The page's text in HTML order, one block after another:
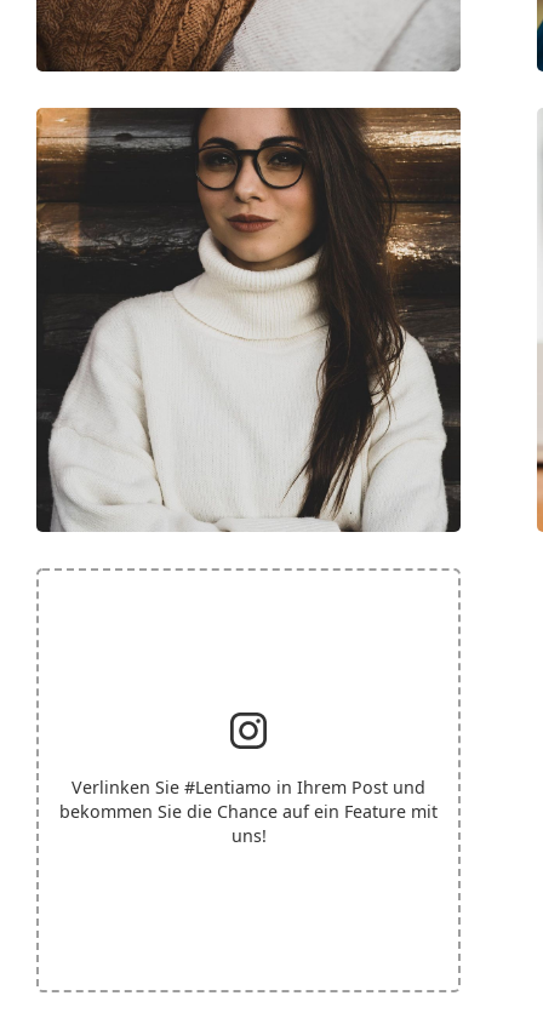
Verlinken Sie #Lentiamo in Ihrem Post und
bekommen Sie die Chance auf ein Feature mit
uns!